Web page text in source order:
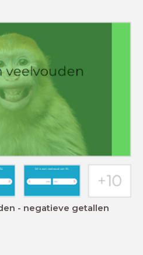
- negatieve getallen